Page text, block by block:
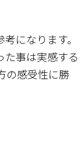
になります。
た事は実感する
の感受性に勝